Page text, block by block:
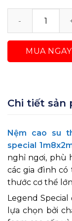
Nệm Cao Su
MUA NGAY
Chi tiết sản
Nệm cao su
special
nghỉ ngơi, phù
các gia đình có
thước cơ thể
Legend
lựa chọn bởi